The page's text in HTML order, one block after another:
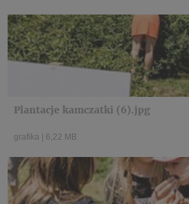
Plantacje kamczatki (6).jpg
grafika | 6,22 MB